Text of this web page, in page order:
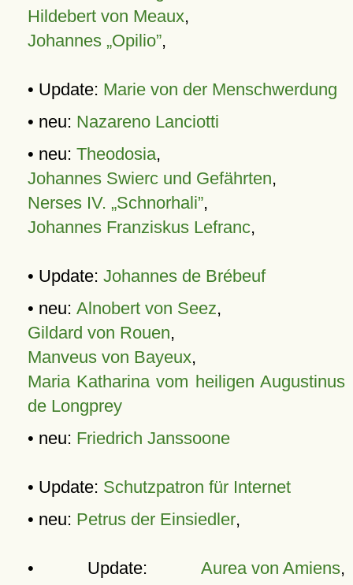
Hildebert von Meaux,
Johannes „Opilio”,
• Update: Marie von der Menschwerdung
• neu: Nazareno Lanciotti
• neu: Theodosia,
Johannes Swierc und Gefährten,
Nerses IV. „Schnorhali”,
Johannes Franziskus Lefranc,
• Update: Johannes de Brébeuf
• neu: Alnobert von Seez,
Gildard von Rouen,
Manveus von Bayeux,
Maria Katharina vom heiligen Augustinus
de Longprey
• neu: Friedrich Janssoone
• Update: Schutzpatron für Internet
• neu: Petrus der Einsiedler,
• Update: Aurea von Amiens,